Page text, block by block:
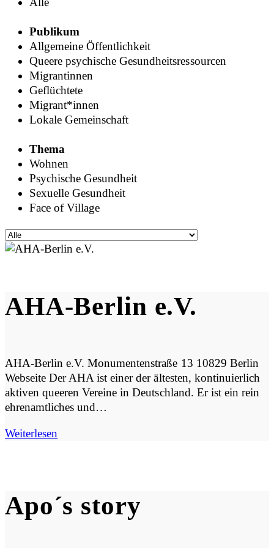
Publikum
Allgemeine Öffentlichkeit
Queere psychische Gesundheitsressourcen
Migrantinnen
Geflüchtete
Migrant*innen
Lokale Gemeinschaft
Thema
Wohnen
Psychische Gesundheit
Sexuelle Gesundheit
Face of Village
AHA-Berlin e.V.
AHA-Berlin e.V. Monumentenstraße 13 10829 Berlin
Webseite Der AHA ist einer der ältesten, kontinuierlich
aktiven queeren Vereine in Deutschland. Er ist ein rein
ehrenamtliches und…
Weiterlesen
Apo´s story